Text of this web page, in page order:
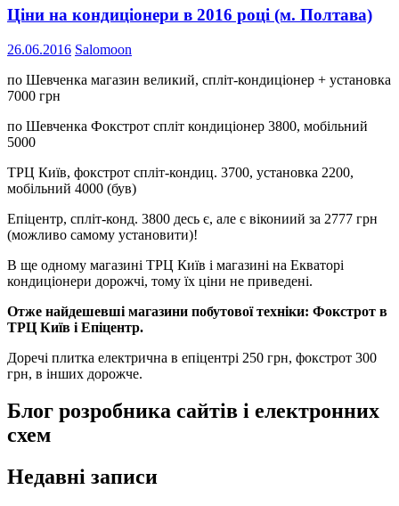
Ціни на кондиціонери в 2016 році (м. Полтава)
26.06.2016 Salomoon
по Шевченка магазин великий, спліт-кондиціонер + установка
7000 грн
по Шевченка Фокстрот спліт кондиціонер 3800, мобільний
5000
ТРЦ Київ, фокстрот спліт-кондиц. 3700, установка 2200,
мобільний 4000 (був)
Епіцентр, спліт-конд. 3800 десь є, але є вікониий за 2777 грн
(можливо самому установити)!
В ще одному магазині ТРЦ Київ і магазині на Екваторі
кондиціонери дорожчі, тому їх ціни не приведені.
Отже найдешевші магазини побутової техніки: Фокстрот в
ТРЦ Київ і Епіцентр.
Доречі плитка електрична в епіцентрі 250 грн, фокстрот 300
грн, в інших дорожче.
Блог розробника сайтів і електронних
схем
Недавні записи